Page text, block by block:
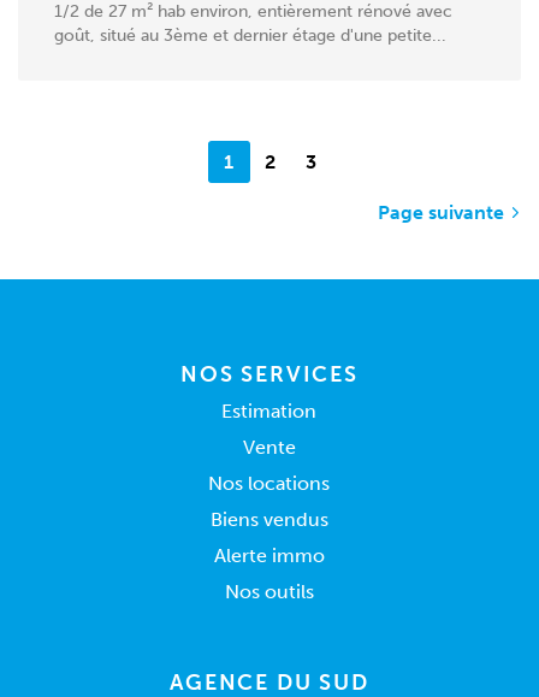
1/2 de 27 m² hab environ, entièrement rénové avec
goût, situé au 3ème et dernier étage d'une petite...
1 2 3
Page suivante
NOS SERVICES
Estimation
Vente
Nos locations
Biens vendus
Alerte immo
Nos outils
AGENCE DU SUD